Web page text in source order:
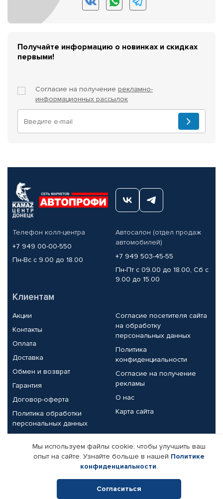
Получайте информацию о новинках и скидках
первыми!
Согласие на получение рекламно-
информационных рассылок
Телефон колл-центра
+7 949 00-00-550
Пн-Вс с 9.00 до 18.00
Автосалон (отдел продаж
автомобилей)
+7 949 503-45-55
Пн-Пт с 09.00 до 18.00, Сб с
9.00 до 15.00
Клиентам
Акции
Контакты
Оплата
Доставка
Обмен и возврат
Гарантия
Договор-оферта
Политика обработки
персональных данных
Согласие посетителя сайта
на обработку
персональных данных
Политика
конфиденциальности
Согласие на получение
рекламы
О нас
Карта сайта
Партнерам
Корпоративным клиентам
Поставщикам
Реквизиты компании
Мы используем файлы cookie, чтобы улучшить ваш
опыт на сайте. Узнайте больше в нашей Политике
конфиденциальности.
Согласиться